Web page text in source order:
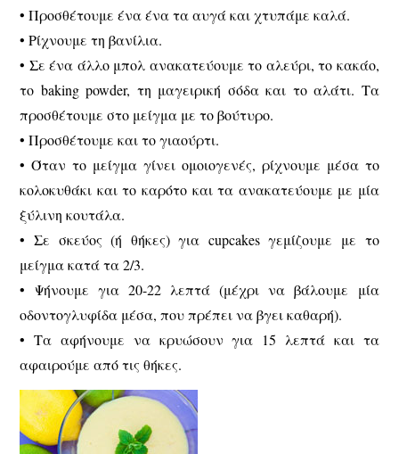
• Προσθέτουμε ένα ένα τα αυγά και χτυπάμε καλά.
• Ρίχνουμε τη βανίλια.
• Σε ένα άλλο μπολ ανακατεύουμε το αλεύρι, το κακάο,
το baking powder, τη μαγειρική σόδα και το αλάτι. Τα
προσθέτουμε στο μείγμα με το βούτυρο.
• Προσθέτουμε και το γιαούρτι.
• Όταν το μείγμα γίνει ομοιογενές, ρίχνουμε μέσα το
κολοκυθάκι και το καρότο και τα ανακατεύουμε με μία
ξύλινη κουτάλα.
• Σε σκεύος (ή θήκες) για cupcakes γεμίζουμε με το
μείγμα κατά τα 2/3.
• Ψήνουμε για 20-22 λεπτά (μέχρι να βάλουμε μία
οδοντογλυφίδα μέσα, που πρέπει να βγει καθαρή).
• Τα αφήνουμε να κρυώσουν για 15 λεπτά και τα
αφαιρούμε από τις θήκες.